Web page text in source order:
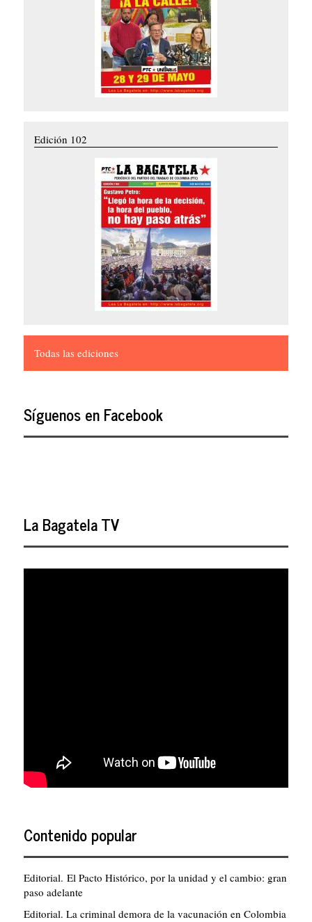
Edición 102
Todas las ediciones
Síguenos en Facebook
La Bagatela TV
Contenido popular
Editorial. El Pacto Histórico, por la unidad y el cambio: gran
paso adelante
Editorial. La criminal demora de la vacunación en Colombia